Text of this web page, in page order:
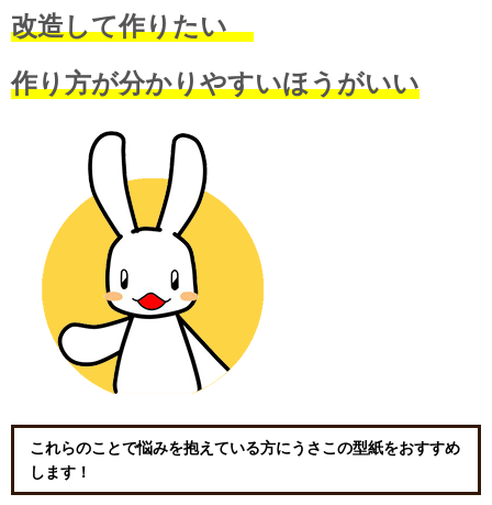
改造して作りたい
作り方が分かりやすいほうがいい
これらのことで悩みを抱えている方にうさこの型紙をおすすめ
します！